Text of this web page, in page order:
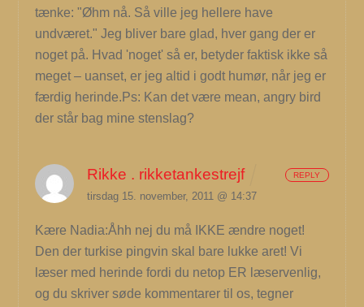
tænke: "Øhm nå. Så ville jeg hellere have
undværet." Jeg bliver bare glad, hver gang der er
noget på. Hvad 'noget' så er, betyder faktisk ikke så
meget – uanset, er jeg altid i godt humør, når jeg er
færdig herinde.Ps: Kan det være mean, angry bird
der står bag mine stenslag?
Rikke . rikketankestrejf
tirsdag 15. november, 2011 @ 14:37
Kære Nadia:Åhh nej du må IKKE ændre noget!
Den der turkise pingvin skal bare lukke aret! Vi
læser med herinde fordi du netop ER læservenlig,
og du skriver søde kommentarer til os, tegner
REPLY